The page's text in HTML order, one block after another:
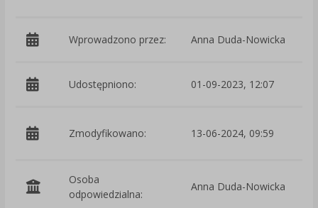
Wprowadzono przez: Anna Duda-Nowicka
Udostępniono: 01-09-2023, 12:07
Zmodyfikowano: 13-06-2024, 09:59
Osoba
odpowiedzialna:
Anna Duda-Nowicka